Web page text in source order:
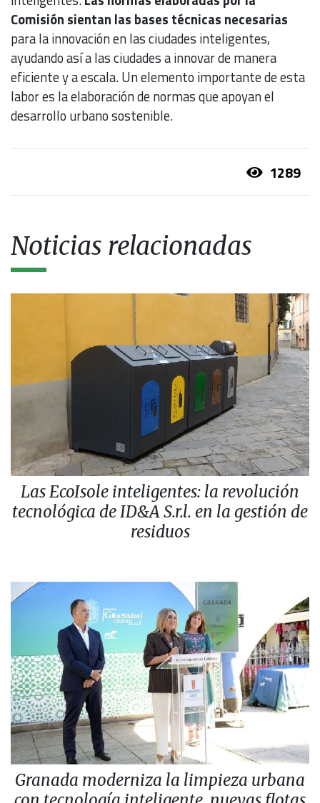
Comisión sientan las bases técnicas necesarias
para la innovación en las ciudades inteligentes,
ayudando así a las ciudades a innovar de manera
eficiente y a escala. Un elemento importante de esta
labor es la elaboración de normas que apoyan el
desarrollo urbano sostenible.
1289
Noticias relacionadas
Las EcoIsole inteligentes: la revolución
tecnológica de ID&A S.r.l. en la gestión de
residuos
Granada moderniza la limpieza urbana